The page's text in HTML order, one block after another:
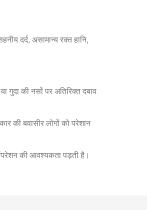
दर्द, असामान्य रक्त हानि,
की नसों पर अतिरिक्त दबाव
की बवासीर लोगों को परेशान
की आवश्यकता पड़ती है।